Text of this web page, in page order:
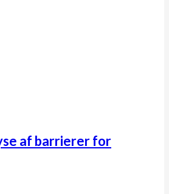
af barrierer for